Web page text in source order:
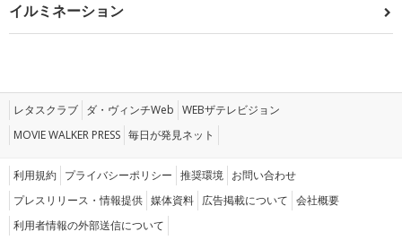
イルミネーション
レタスクラブ ダ・ヴィンチWeb WEBザテレビジョン
MOVIE WALKER PRESS 毎日が発見ネット
利用規約 プライバシーポリシー 推奨環境 お問い合わせ
プレスリリース・情報提供 媒体資料 広告掲載について 会社概要
利用者情報の外部送信について